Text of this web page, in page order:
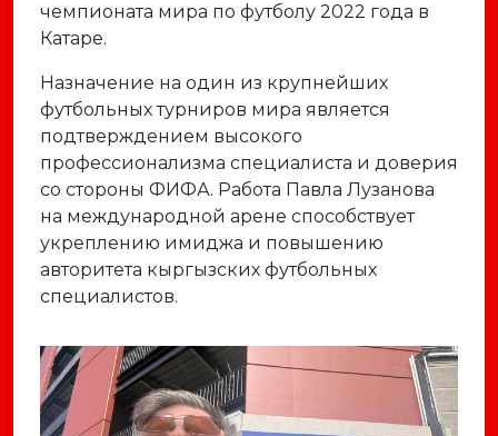
чемпионата мира по футболу 2022 года в
Катаре.
Назначение на один из крупнейших
футбольных турниров мира является
подтверждением высокого
профессионализма специалиста и доверия
со стороны ФИФА. Работа Павла Лузанова
на международной арене способствует
укреплению имиджа и повышению
авторитета кыргызских футбольных
специалистов.